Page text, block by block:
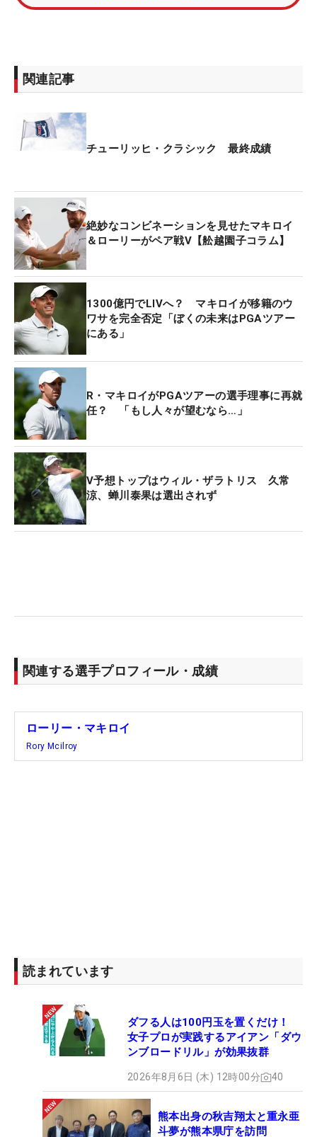
Believin’」
な」という応援歌だ。何百人ものファンも一緒に絶
唱したから、シェーン・ローリーはとなりで大笑
にもみ消されたから、ゴルフ同様のプロ級だったか
は不明だった。
に立っていたマキロイ。ゴルフ界のために時間を費
やしいらだちを見せていたことから、昨秋のライダ
ーカップに続くチーム戦勝利はよほどうれしかった
ようだ。
メジャー初戦「マスターズ」では優勝を果たせず、
悲願の“キャリアグランドスラム”達成は翌年に持ち
越しとなったが、残りのメジャー3戦へ弾みのつく
勝利になったようだ。（文・武川玲子＝米国在住）
関連記事
チューリッヒ・クラシック 最終成績
絶妙なコンビネーションを見せたマキロイ
＆ローリーがペア戦V【舩越園子コラム】
1300億円でLIVへ？ マキロイが移籍のウ
ワサを完全否定「ぼくの未来はPGAツアー
にある」
R・マキロイがPGAツアーの選手理事に再就
任？ 「もし人々が望むなら…」
V予想トップはウィル・ザラトリス 久常
涼、蝉川泰果は選出されず
関連する選手プロフィール・成績
ローリー・マキロイ
Rory Mcilroy
読まれています
ダフる人は100円玉を置くだけ！
女子プロが実践するアイアン「ダウ
ンブロードリル」が効果抜群
2026年8月6日 (木) 12時00分 40
熊本出身の秋吉翔太と重永亜
斗夢が熊本県庁を訪問